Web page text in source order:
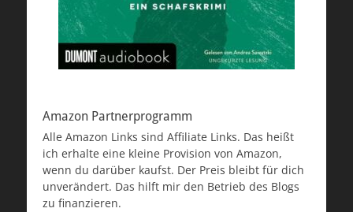
Amazon Partnerprogramm
Alle Amazon Links sind Affiliate Links. Das heißt
ich erhalte eine kleine Provision von Amazon,
wenn du darüber kaufst. Der Preis bleibt für dich
unverändert. Das hilft mir den Betrieb des Blogs
zu finanzieren.